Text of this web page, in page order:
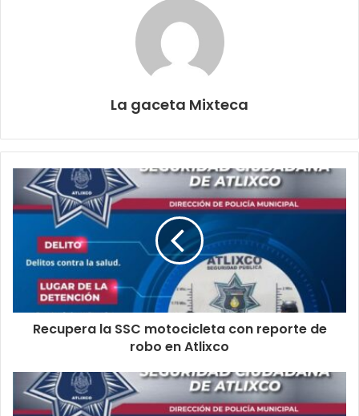
La gaceta Mixteca
Recupera la SSC motocicleta con reporte de
robo en Atlixco